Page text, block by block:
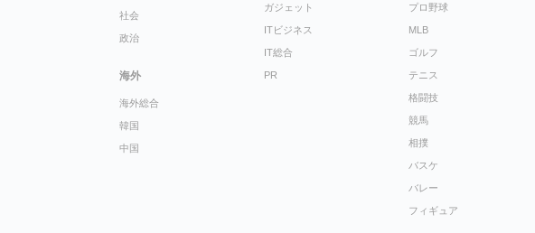
社会
政治
海外
海外総合
韓国
中国
ガジェット
ITビジネス
IT総合
PR
プロ野球
MLB
ゴルフ
テニス
格闘技
競馬
相撲
バスケ
バレー
フィギュア